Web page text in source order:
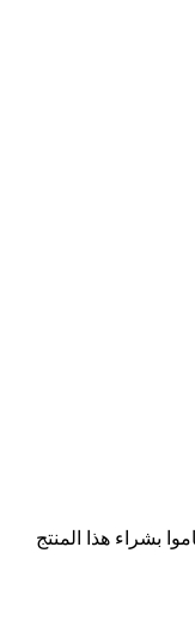
بشراء هذا المنتج